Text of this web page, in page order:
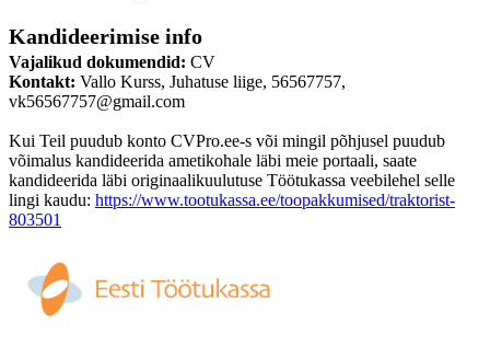
Kandideerimise info
Vajalikud dokumendid: CV
Kontakt: Vallo Kurss, Juhatuse liige, 56567757,
vk56567757@gmail.com
Kui Teil puudub konto CVPro.ee-s või mingil põhjusel puudub
võimalus kandideerida ametikohale läbi meie portaali, saate
kandideerida läbi originaalikuulutuse Töötukassa veebilehel selle
lingi kaudu: https://www.tootukassa.ee/toopakkumised/traktorist-
803501